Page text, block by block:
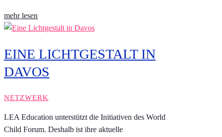
mehr lesen
EINE LICHTGESTALT IN
DAVOS
NETZWERK
LEA Education unterstützt die Initiativen des World
Child Forum. Deshalb ist ihre aktuelle